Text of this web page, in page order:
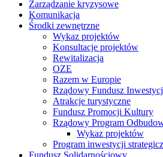
Zarządzanie kryzysowe
Komunikacja
Środki zewnętrzne
Wykaz projektów
Konsultacje projektów
Rewitalizacja
OZE
Razem w Europie
Rządowy Fundusz
Atrakcje turystyczne
Fundusz Promocji Kultury
Rządowy Program
Wykaz projektów
Program inwestycji
Fundusz Solidarnościowy